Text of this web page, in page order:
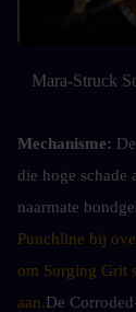
Mara-Struck
Mechanisme:
die hoge schade
naarmate
Punchline bij
om Surging Grit
aan.De